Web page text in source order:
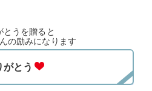
とうを贈ると
の励みになります